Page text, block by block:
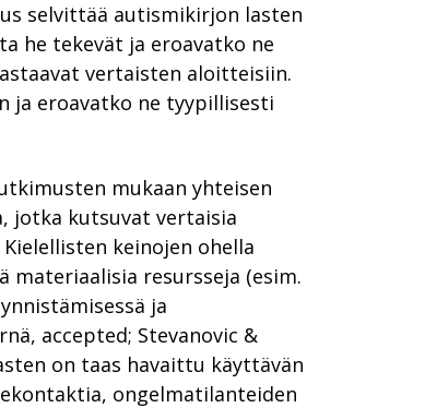
selvittää autismikirjon lasten
he tekevät ja eroavatko ne
vertaisten aloitteisiin.
ja eroavatko ne tyypillisesti
mukaan yhteisen
jotka kutsuvat vertaisia
keinojen ohella
materiaalisia resursseja (esim.
ja
accepted; Stevanovic &
on taas havaittu käyttävän
ongelmatilanteiden